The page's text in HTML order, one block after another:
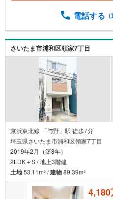
きます。ご興味のある
し、目視検査やリフォ
ービスを行っています5.
で不動産売却ができなか
が買取いたします
電話する
さいたま市浦和区領家7丁目
京浜東北線 「与野」駅 徒歩7分
埼玉県さいたま市浦和区領家7丁目
2019年2月（築8年）
2LDK＋S / 地上3階建
土地53.11m2 /建物89.39m2
4,180